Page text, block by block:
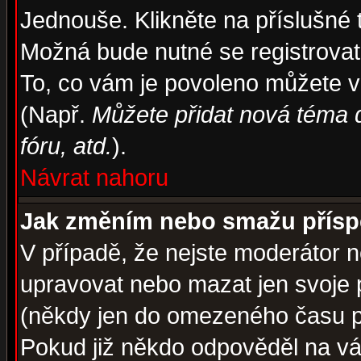
Jednouše. Klikněte na
Možná bude nutné se
To, co vám je povoleno můžete
(Např. Můžete přidat nová téma
fóru, atd.).
Návrat nahoru
Jak změním nebo smažu
V případě, že nejste moderátor
upravovat nebo mazat jen
(někdy jen do omezeného
Pokud již někdo odpověděl na